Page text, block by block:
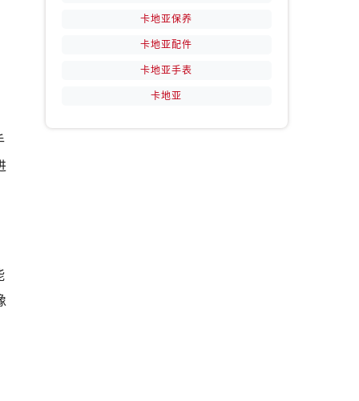
卡地亚保养
卡地亚配件
卡地亚手表
卡地亚